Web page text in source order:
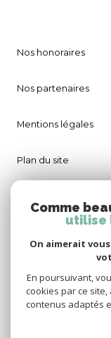
Nos honoraires
Nos partenaires
Mentions légales
Plan du site
Comme
utilise
On aimerait
En poursuivant,
cookies par ce
contenus adaptés